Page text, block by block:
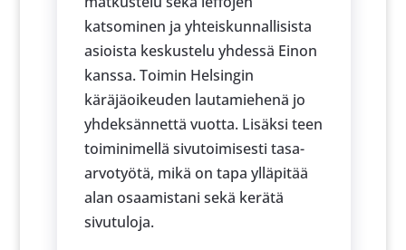
katsominen ja yhteiskunnallisista
asioista keskustelu yhdessä Einon
kanssa. Toimin Helsingin
käräjäoikeuden lautamiehenä jo
yhdeksännettä vuotta. Lisäksi teen
toiminimellä sivutoimisesti tasa-
arvotyötä, mikä on tapa ylläpitää
alan osaamistani sekä kerätä
sivutuloja.